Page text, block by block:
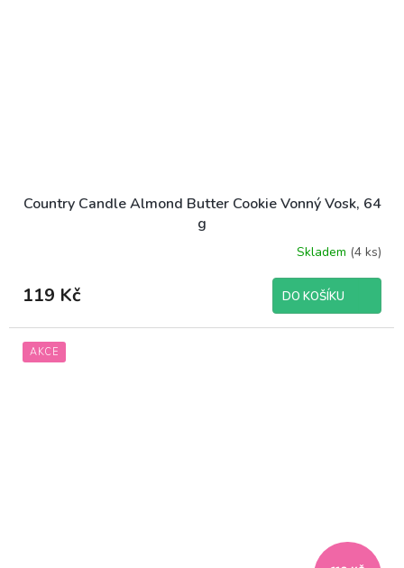
Country Candle Almond Butter Cookie Vonný Vosk, 64
g
Skladem (4 ks)
119 Kč DO KOŠÍKU
AKCE